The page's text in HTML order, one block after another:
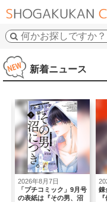
新着ニュース
2026年8月7日
錬金術×後宮ミステリー
『偽りの錬金術妃は後